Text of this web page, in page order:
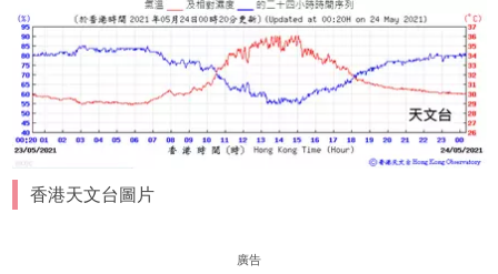
香港天文台圖片
廣告